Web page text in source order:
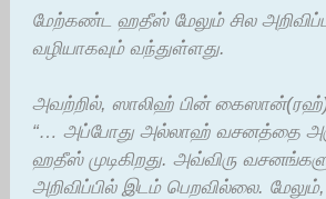
மேற்கண்ட ஹதீஸ் மேலும் சில
வழியாகவும் வந்துள்ளது.
அவற்றில், ஸாலிஹ் பின் கைஸான்(ரஹ்)
“… அப்போது அல்லாஹ் வசனத்தை
ஹதீஸ் முடிகிறது. அவ்விரு
அறிவிப்பில் இடம் பெறவில்லை.